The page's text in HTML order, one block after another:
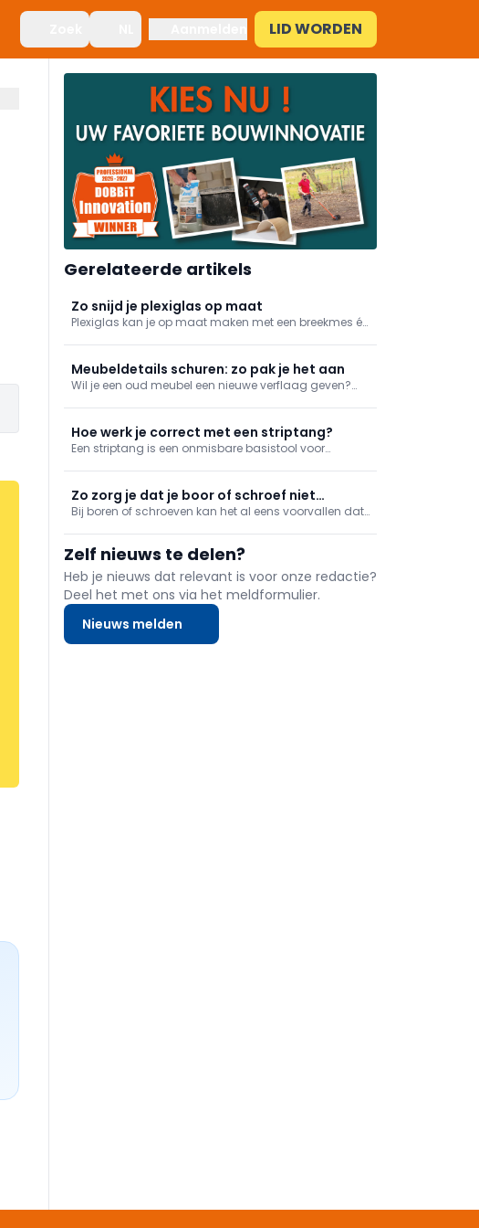
LID WORDEN
Gerelateerde artikels
Zo snijd je plexiglas op maat
Plexiglas kan je op maat maken met een breekmes én
Meubeldetails schuren: zo pak je het aan
Wil je een oud meubel een nieuwe verflaag geven?
het best aanpakt voor een schilderklaar resultaat.
Hoe werk je correct met een striptang?
Een striptang is een onmisbare basistool voor
Zo zorg je dat je boor of schroef niet
wegglijdt
Bij boren of schroeven kan het al eens voorvallen dat
probleem.
Zelf nieuws te delen?
Heb je nieuws dat relevant is voor onze redactie?
Deel het met ons via het meldformulier.
Nieuws melden